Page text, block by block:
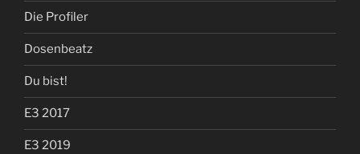
Die Profiler
Dosenbeatz
Du bist!
E3 2017
E3 2019